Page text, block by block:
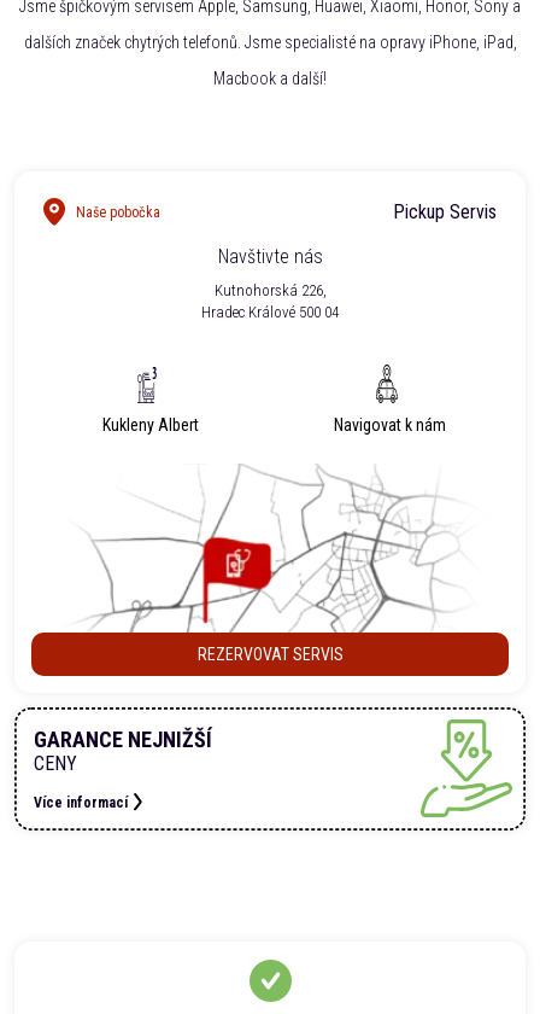
Jsme špičkovým servisem Apple, Samsung, Huawei, Xiaomi, Honor, Sony a
dalších značek chytrých telefonů. Jsme specialisté na opravy iPhone, iPad,
Macbook a další!
Naše pobočka
Pickup Servis
Navštivte nás
Kutnohorská 226,
Hradec Králové 500 04
Kukleny Albert Navigovat k nám
REZERVOVAT SERVIS
GARANCE NEJNIŽŠÍ
CENY
Více informací